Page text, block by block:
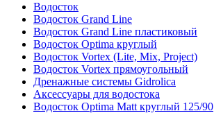
Водосток
Водосток Grand Line
Водосток Grand Line пластиковый
Водосток Optima круглый
Водосток Vortex (Lite, Mix, Project)
Водосток Vortex прямоугольный
Дренажные системы Gidrolica
Аксессуары для водостока
Водосток Optima Matt круглый 125/90